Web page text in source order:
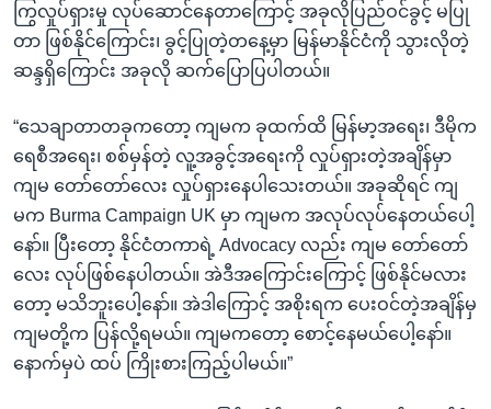
ကြွလှုပ်ရှားမှု လုပ်ဆောင်နေတာကြောင့် အခုလိုပြည်ဝင်ခွင့် မပြု
တာ ဖြစ်နိုင်ကြောင်း၊ ခွင့်ပြုတဲ့တနေ့မှာ မြန်မာနိုင်ငံကို သွားလိုတဲ့
ဆန္ဒရှိကြောင်း အခုလို ဆက်ပြောပြပါတယ်။
“သေချာတာတခုကတော့ ကျမက ခုထက်ထိ မြန်မာ့အရေး၊ ဒီမိုက
ရေစီအရေး၊ စစ်မှန်တဲ့ လူ့အခွင့်အရေးကို လှုပ်ရှားတဲ့အချိန်မှာ
ကျမ တော်တော်လေး လှုပ်ရှားနေပါသေးတယ်။ အခုဆိုရင် ကျ
မက Burma Campaign UK မှာ ကျမက အလုပ်လုပ်နေတယ်ပေါ့
နော်။ ပြီးတော့ နိုင်ငံတကာရဲ့ Advocacy လည်း ကျမ တော်တော်
လေး လုပ်ဖြစ်နေပါတယ်။ အဲဒီအကြောင်းကြောင့် ဖြစ်နိုင်မလား
တော့ မသိဘူးပေါ့နော်။ အဲဒါကြောင့် အစိုးရက ပေးဝင်တဲ့အချိန်မှ
ကျမတို့က ပြန်လို့ရမယ်။ ကျမကတော့ စောင့်နေမယ်ပေါ့နော်။
နောက်မှပဲ ထပ် ကြိုးစားကြည့်ပါမယ်။”